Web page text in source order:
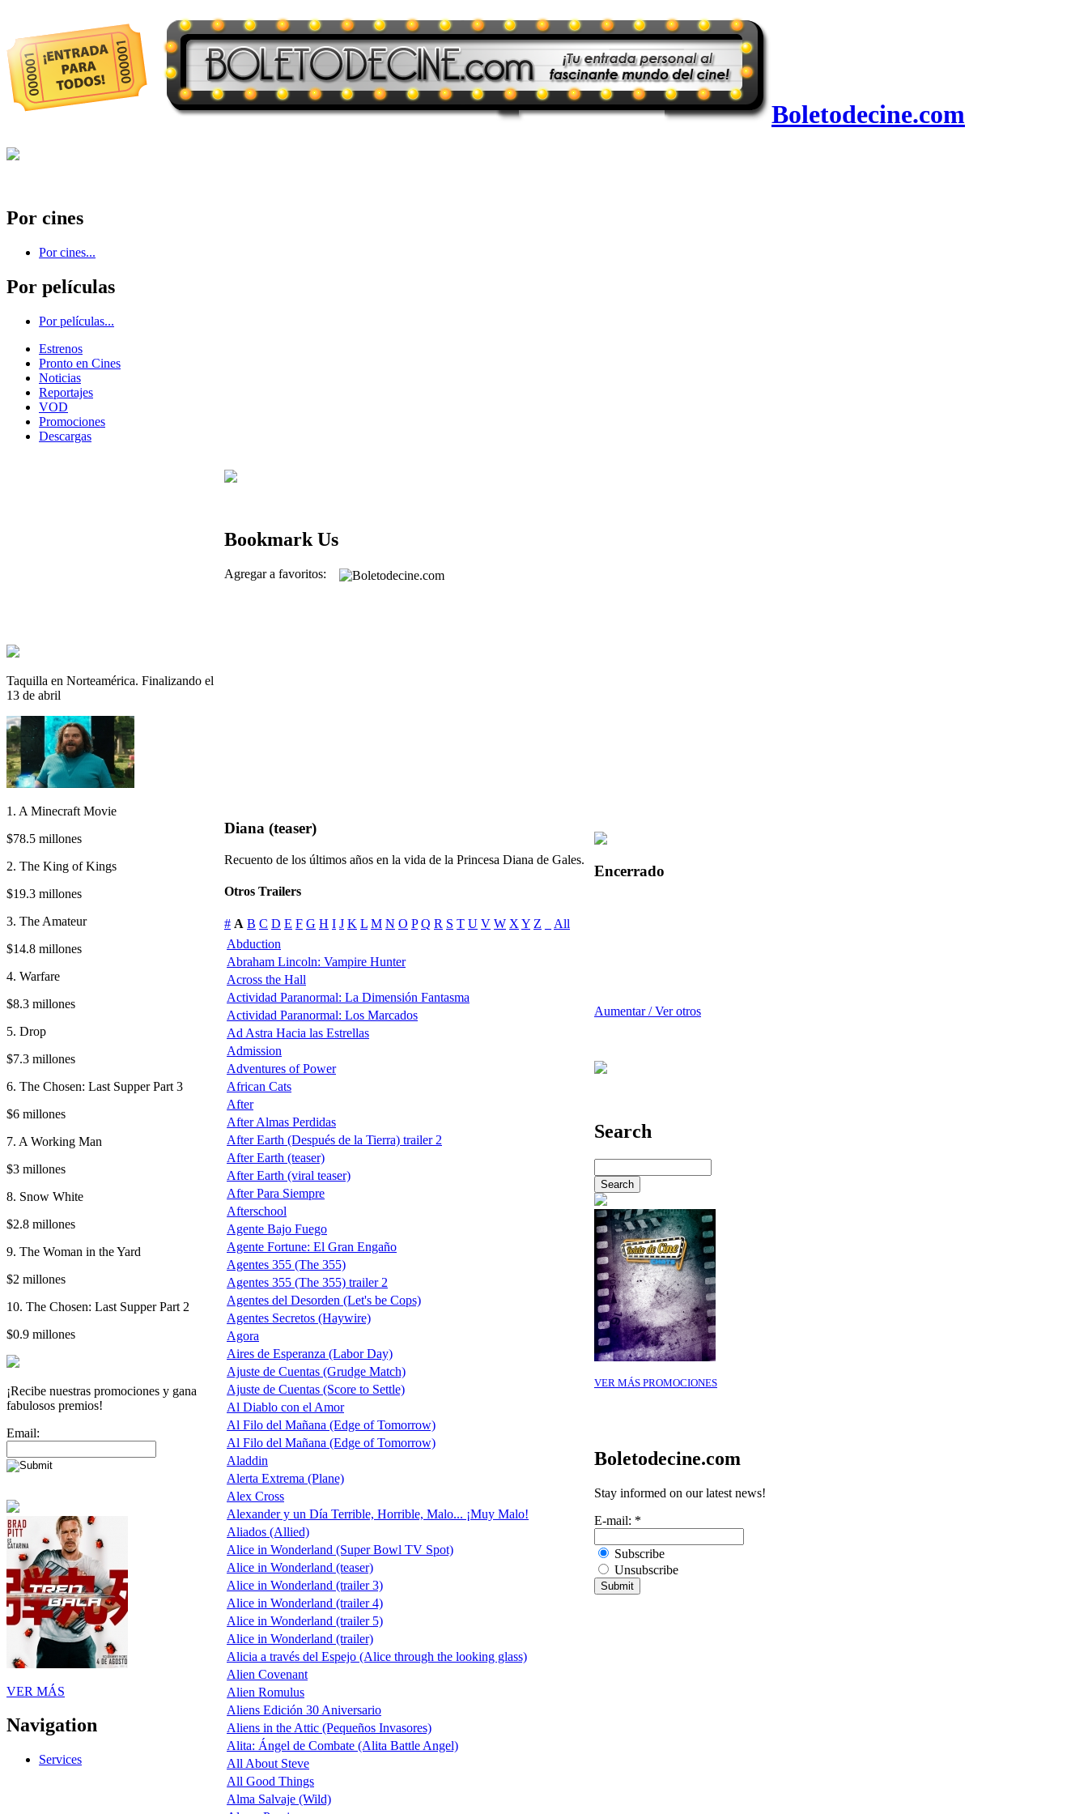
Boletodecine.com
Por cines
Por cines...
Por películas
Por películas...
Estrenos
Pronto en Cines
Noticias
Reportajes
VOD
Promociones
Descargas
Taquilla en Norteamérica. Finalizando el
13 de abril
1. A Minecraft Movie
$78.5 millones
2. The King of Kings
$19.3 millones
3. The Amateur
$14.8 millones
4. Warfare
$8.3 millones
5. Drop
$7.3 millones
6. The Chosen: Last Supper Part 3
$6 millones
7. A Working Man
$3 millones
8. Snow White
$2.8 millones
9. The Woman in the Yard
$2 millones
10. The Chosen: Last Supper Part 2
$0.9 millones
¡Recibe nuestras promociones y gana
fabulosos premios!
Email:
VER MÁS
Navigation
Services
Bookmark Us
Agregar a favoritos:
Diana (teaser)
Recuento de los últimos años en la vida de la Princesa Diana de Gales.
Otros Trailers
# A B C D E F G H I J K L M N O P Q R S T U V W X Y Z
All
Abduction
Abraham Lincoln: Vampire Hunter
Across the Hall
Actividad Paranormal: La Dimensión Fantasma
Actividad Paranormal: Los Marcados
Ad Astra Hacia las Estrellas
Admission
Adventures of Power
African Cats
After
After Almas Perdidas
After Earth (Después de la Tierra) trailer 2
After Earth (teaser)
After Earth (viral teaser)
After Para Siempre
Afterschool
Agente Bajo Fuego
Agente Fortune: El Gran Engaño
Agentes 355 (The 355)
Agentes 355 (The 355) trailer 2
Agentes del Desorden (Let's be Cops)
Agentes Secretos (Haywire)
Agora
Aires de Esperanza (Labor Day)
Ajuste de Cuentas (Grudge Match)
Ajuste de Cuentas (Score to Settle)
Al Diablo con el Amor
Al Filo del Mañana (Edge of Tomorrow)
Al Filo del Mañana (Edge of Tomorrow)
Aladdin
Alerta Extrema (Plane)
Alex Cross
Alexander y un Día Terrible, Horrible, Malo... ¡Muy Malo!
Aliados (Allied)
Alice in Wonderland (Super Bowl TV Spot)
Alice in Wonderland (teaser)
Alice in Wonderland (trailer 3)
Alice in Wonderland (trailer 4)
Alice in Wonderland (trailer 5)
Alice in Wonderland (trailer)
Alicia a través del Espejo (Alice through the looking glass)
Alien Covenant
Alien Romulus
Aliens Edición 30 Aniversario
Aliens in the Attic (Pequeños Invasores)
Alita: Ángel de Combate (Alita Battle Angel)
All About Steve
All Good Things
Alma Salvaje (Wild)
Encerrado
Aumentar / Ver otros
Search
VER MÁS PROMOCIONES
Boletodecine.com
Stay informed on our latest news!
E-mail: *
Subscribe
Unsubscribe